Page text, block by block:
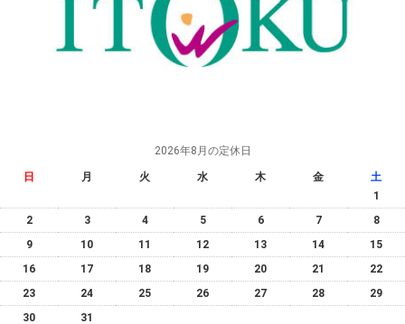
2026年8月の定休日
日 月 火 水 木 金
土
1
2
3 4 5 6 7
8
9
10 11 12 13 14
15
16
17 18 19 20 21
22
23
24 25 26 27 28
29
30
31